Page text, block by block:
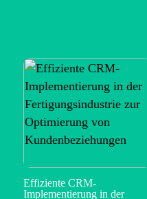
Effiziente CRM-
Implementierung in der